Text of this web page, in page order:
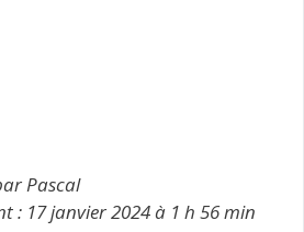
Pascal
: 17 janvier 2024 à 1 h 56 min